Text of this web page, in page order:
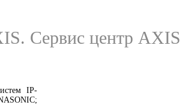
Сервис центр AXIS
IP-